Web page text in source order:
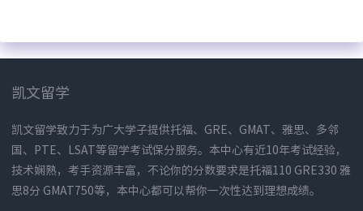
凯文留学
凯文留学致力于为广大学子提供托福、GRE、GMAT、雅思、多邻
国、PTE、LSAT等留学考试保分服务。本中心有近10年考试经验，
技术娴熟，考手资源丰富，不论你的分数要求是托福110 GRE330 雅
思8分 GMAT750等，本中心都可以帮你一次性达到理想成绩。